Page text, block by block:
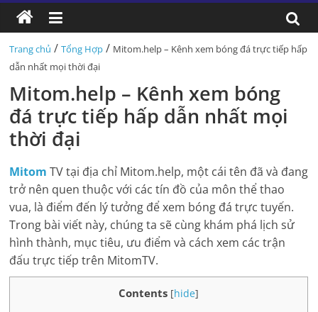
Trang chủ /Tổng Hợp / Mitom.help – Kênh xem bóng đá trực tiếp hấp
dẫn nhất mọi thời đại
Mitom.help – Kênh xem bóng
đá trực tiếp hấp dẫn nhất mọi
thời đại
Mitom TV tại địa chỉ Mitom.help, một cái tên đã và đang
trở nên quen thuộc với các tín đồ của môn thể thao
vua, là điểm đến lý tưởng để xem bóng đá trực tuyến.
Trong bài viết này, chúng ta sẽ cùng khám phá lịch sử
hình thành, mục tiêu, ưu điểm và cách xem các trận
đấu trực tiếp trên MitomTV.
Contents [hide]